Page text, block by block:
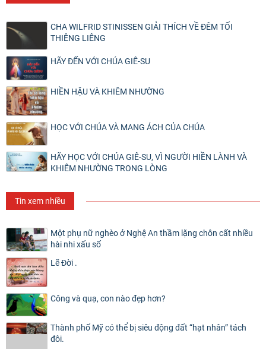
CHA WILFRID STINISSEN GIẢI THÍCH VỀ ĐÊM TỐI
THIÊNG LIÊNG
HÃY ĐẾN VỚI CHÚA GIÊ-SU
HIỀN HẬU VÀ KHIÊM NHƯỜNG
HỌC VỚI CHÚA VÀ MANG ÁCH CỦA CHÚA
HÃY HỌC VỚI CHÚA GIÊ-SU, VÌ NGƯỜI HIỀN LÀNH VÀ
KHIÊM NHƯỜNG TRONG LÒNG
Tin xem nhiều
Một phụ nữ nghèo ở Nghệ An thầm lặng chôn cất nhiều
hài nhi xấu số
Lẽ Đời .
Công và quạ, con nào đẹp hơn?
Thành phố Mỹ có thể bị siêu động đất “hạt nhân” tách
đôi.